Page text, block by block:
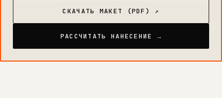
СКАЧАТЬ МАКЕТ (PDF) ↗
РАССЧИТАТЬ НАНЕСЕНИЕ →